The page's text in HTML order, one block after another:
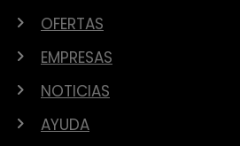
OFERTAS
EMPRESAS
NOTICIAS
AYUDA